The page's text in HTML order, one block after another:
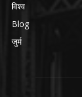
विश्व
Blog
जुर्म